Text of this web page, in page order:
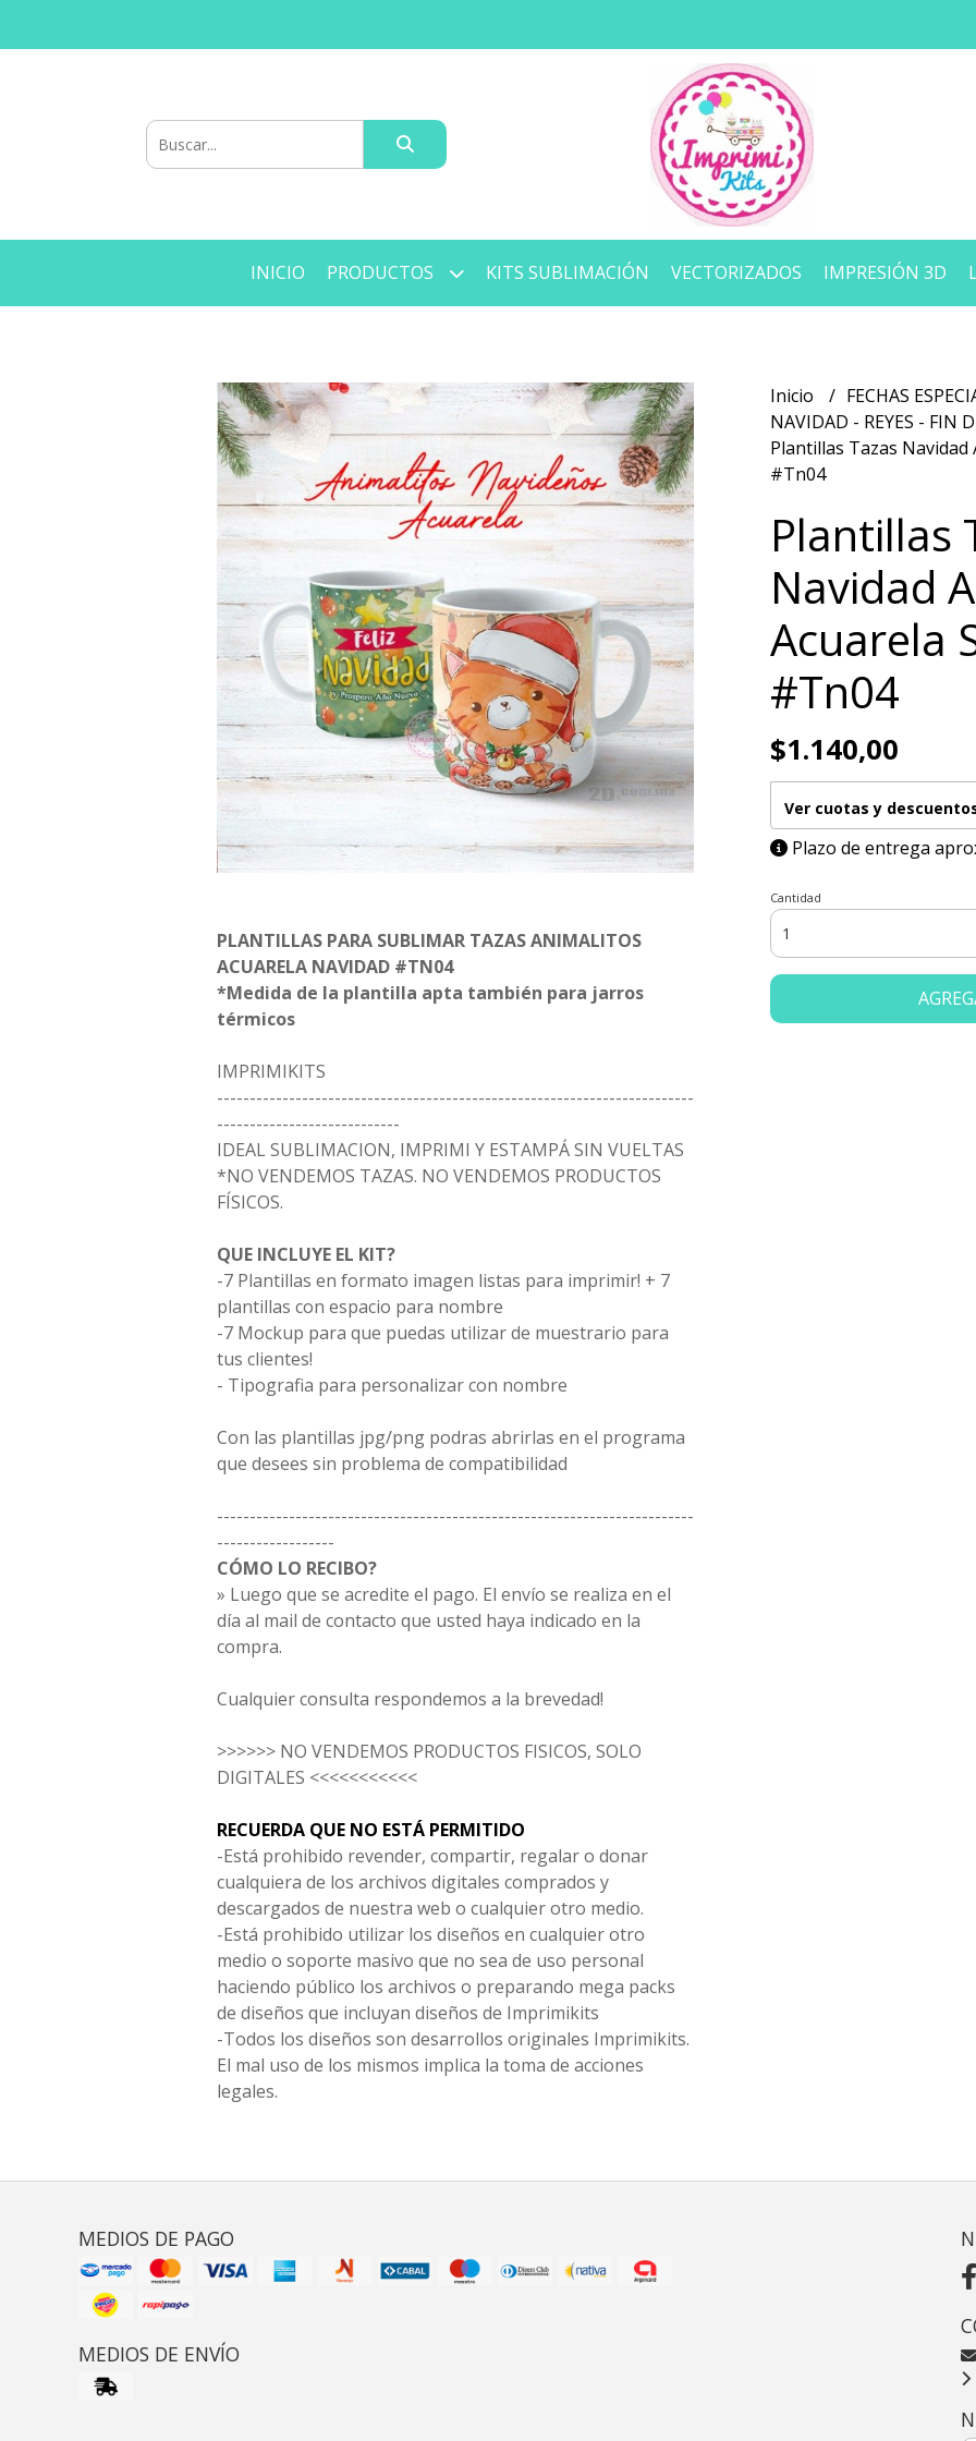
INICIO PRODUCTOS KITS SUBLIMACIÓN VECTORIZADOS IMPRESIÓN 3D
PLANTILLAS PARA SUBLIMAR TAZAS ANIMALITOS
ACUARELA NAVIDAD #TN04
*Medida de la plantilla apta también para jarros
térmicos
IMPRIMIKITS
-------------------------------------------------------------------------
----------------------------
IDEAL SUBLIMACION, IMPRIMI Y ESTAMPÁ SIN VUELTAS
*NO VENDEMOS TAZAS. NO VENDEMOS PRODUCTOS
FÍSICOS.
QUE INCLUYE EL KIT?
-7 Plantillas en formato imagen listas para imprimir! + 7
plantillas con espacio para nombre
-7 Mockup para que puedas utilizar de muestrario para
tus clientes!
- Tipografia para personalizar con nombre
Con las plantillas jpg/png podras abrirlas en el programa
que desees sin problema de compatibilidad
-------------------------------------------------------------------------
------------------
CÓMO LO RECIBO?
» Luego que se acredite el pago. El envío se realiza en el
día al mail de contacto que usted haya indicado en la
compra.
Cualquier consulta respondemos a la brevedad!
>>>>>> NO VENDEMOS PRODUCTOS FISICOS, SOLO
DIGITALES <<<<<<<<<<<
RECUERDA QUE NO ESTÁ PERMITIDO
-Está prohibido revender, compartir, regalar o donar
cualquiera de los archivos digitales comprados y
descargados de nuestra web o cualquier otro medio.
-Está prohibido utilizar los diseños en cualquier otro
medio o soporte masivo que no sea de uso personal
haciendo público los archivos o preparando mega packs
de diseños que incluyan diseños de Imprimikits
-Todos los diseños son desarrollos originales Imprimikits.
El mal uso de los mismos implica la toma de acciones
legales.
Inicio
FECHAS
NAVIDAD - REYES - FIN
Plantillas Tazas
#Tn04
Plantillas
Navidad
Acuarela
#Tn04
$1.140,00
Ver cuotas y
Plazo de entrega
Cantidad
MEDIOS DE PAGO
MEDIOS DE ENVÍO